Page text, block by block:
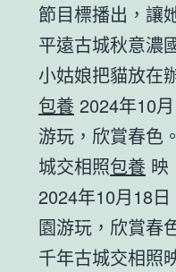
節目標播出，讓
平遠古城秋意濃
小姑娘把貓放在
包養 2024年10
游玩，欣賞春色
城交相照包養 映
2024年10月18
園游玩，欣賞春
千年古城交相照